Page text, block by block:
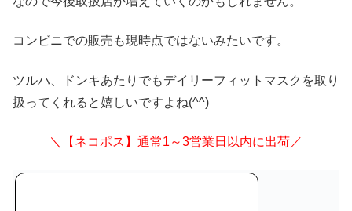
コンビニでの販売も現時点ではないみたいです。
ツルハ、ドンキあたりでもデイリーフィットマスクを取り
扱ってくれると嬉しいですよね(^^)
＼【ネコポス】通常1～3営業日以内に出荷／